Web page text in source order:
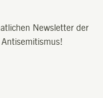
Newsletter der